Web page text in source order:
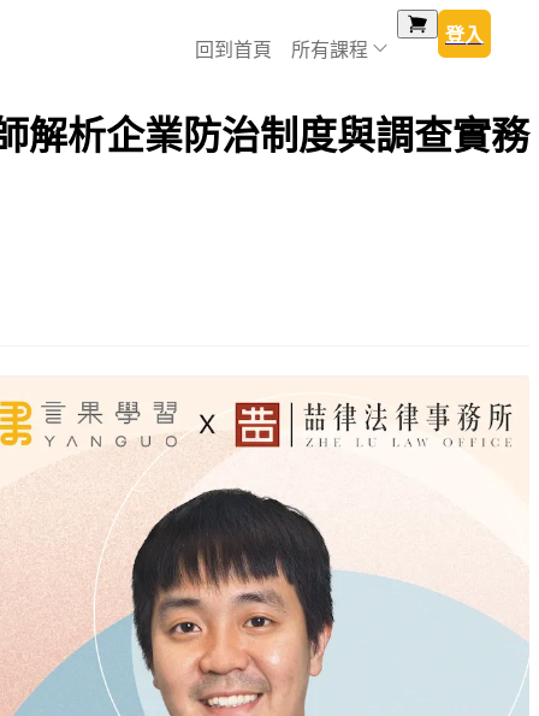
回到首頁 所有課程
登入
解析企業防治制度與調查實務